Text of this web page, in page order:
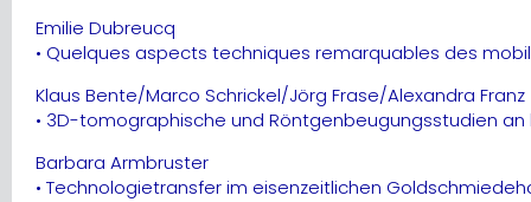
Emilie Dubreucq
• Quelques aspects techniques remarquables des
Klaus Bente/Marco Schrickel/Jörg Frase/Alexandra Franz
• 3D-tomographische und Röntgenbeugungsstudien
Barbara Armbruster
• Technologietransfer im eisenzeitlichen